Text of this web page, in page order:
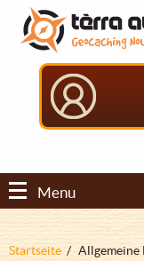
Direkt
zum
Inhalt
Aller
menu
principal
Aller
pied
Menu
Pfadnavigation
Startseite
Allgemeine